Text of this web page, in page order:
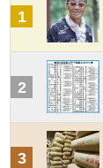
1
2
3